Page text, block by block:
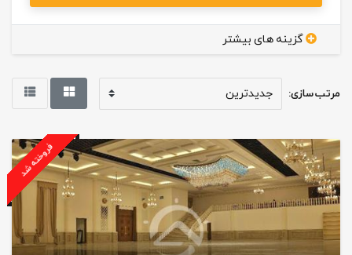
گزینه های بیشتر
مرتب سازی:
فروخته شد